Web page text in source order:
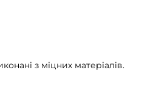
з міцних матеріалів.